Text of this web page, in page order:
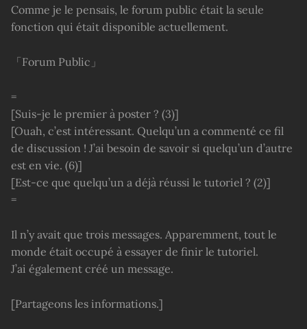
Comme je le pensais, le forum public était la seule
fonction qui était disponible actuellement.
「Forum Public」
=
[Suis-je le premier à poster ? (3)]
[Ouah, c’est intéressant. Quelqu’un a commenté ce fil
de discussion ! J’ai besoin de savoir si quelqu’un d’autre
est en vie. (6)]
[Est-ce que quelqu’un a déjà réussi le tutoriel ? (2)]
=
Il n’y avait que trois messages. Apparemment, tout le
monde était occupé à essayer de finir le tutoriel.
J’ai également créé un message.
[Partageons les informations.]